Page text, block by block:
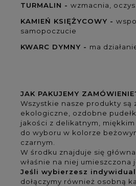
TURMALIN - wzmacnia,
KAMIEŃ KSIĘŻYCOWY -
samopoczucie
KWARC DYMNY - ma
JAK PAKUJEMY
Wszystkie nasze produkty są
ekologiczne, ozdobne
jakości z delikatnym,
do wyboru w kolorze
czarnym.
W środku znajduje się
właśnie na niej umieszczona
Jeśli wybierzesz
dołączymy również osobną